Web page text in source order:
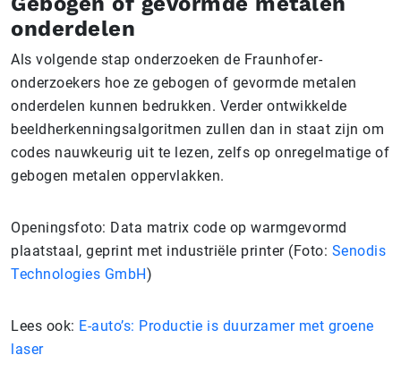
onderdelen
Als volgende stap onderzoeken de Fraunhofer-
onderzoekers hoe ze gebogen of gevormde metalen
onderdelen kunnen bedrukken. Verder ontwikkelde
beeldherkenningsalgoritmen zullen dan in staat zijn om
codes nauwkeurig uit te lezen, zelfs op onregelmatige of
gebogen metalen oppervlakken.
Openingsfoto: Data matrix code op warmgevormd
plaatstaal, geprint met industriële printer (Foto: Senodis
Technologies GmbH)
Lees ook: E-auto’s: Productie is duurzamer met groene
laser